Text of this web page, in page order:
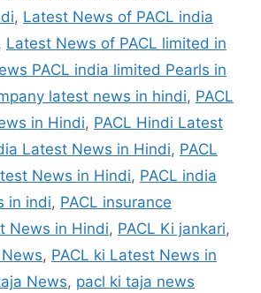
, Latest News of PACL india
, Latest News of PACL limited in
PACL india limited Pearls in
latest news in hindi, PACL
in Hindi, PACL Hindi Latest
Latest News in Hindi, PACL
News in Hindi, PACL india
in indi, PACL insurance
News in Hindi, PACL Ki jankari,
, PACL ki Latest News in
News, pacl ki taja news